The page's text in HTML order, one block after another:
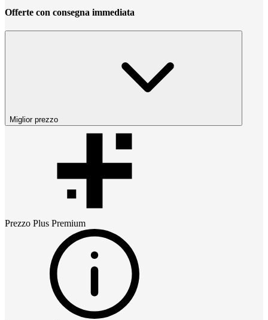
Offerte con consegna immediata
Miglior prezzo
Prezzo Plus Premium